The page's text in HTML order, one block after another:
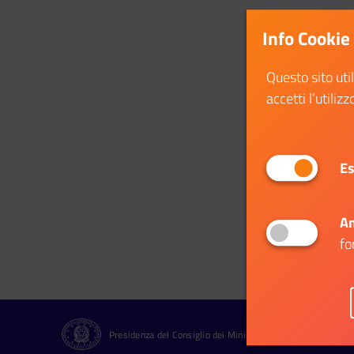
Presidenza del Consiglio dei Ministri Dipartimento per le
Info Cookie
Questo sito
accetti